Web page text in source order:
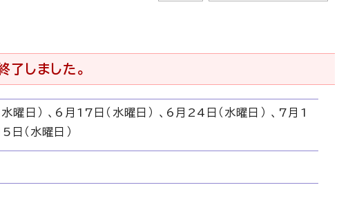
了しました。
曜日） 、6月17日（水曜日） 、6月24日（水曜日） 、7月1
日（水曜日）